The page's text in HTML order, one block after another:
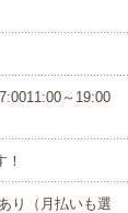
～19:00
り（月払いも選